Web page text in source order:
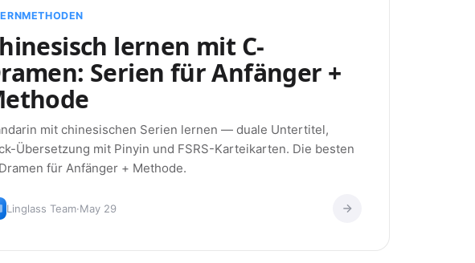
lernen mit C-
Serien für Anfänger +
mit chinesischen Serien lernen — duale Untertitel,
Übersetzung mit Pinyin und FSRS-Karteikarten. Die besten
für Anfänger + Methode.
Linglass Team·May 29